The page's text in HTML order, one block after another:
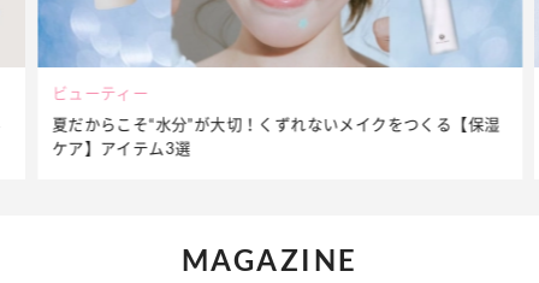
ビューティー
夏だからこそ“水分”が大切！くずれないメイクをつくる【保湿
ケア】アイテム3選
MAGAZINE